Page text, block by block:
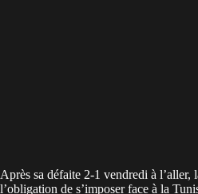
Après sa défaite 2-1 vendredi à l’aller,
l’obligation de s’imposer face à la